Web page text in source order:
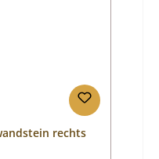
rechts